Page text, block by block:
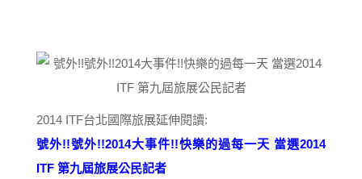
2014 ITF台北國際旅展延伸閱讀:
號外!!號外!!2014大事件!!快樂的過每一天 當選2014
ITF 第九屆旅展公民記者